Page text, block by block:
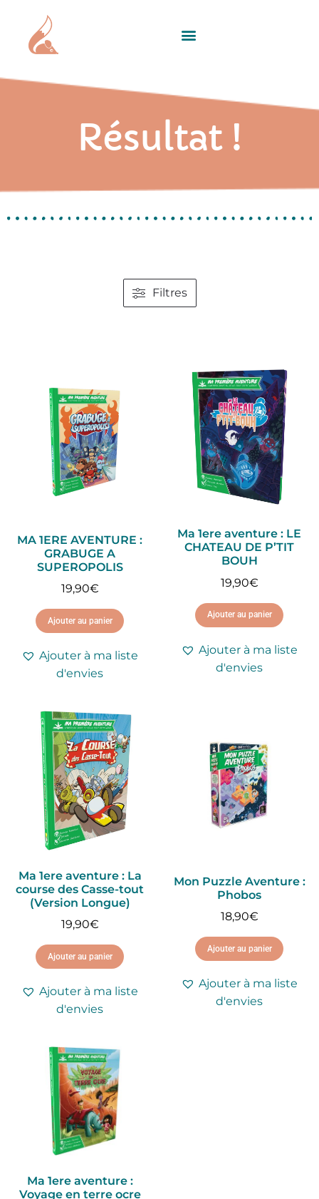
Résultat !
Filtres
MA 1ERE AVENTURE :
GRABUGE A
SUPEROPOLIS
19,90€
Ajouter au panier
Ajouter à ma liste
d'envies
Ma 1ere aventure : LE
CHATEAU DE P’TIT
BOUH
19,90€
Ajouter au panier
Ajouter à ma liste
d'envies
Ma 1ere aventure : La
course des Casse-tout
(Version Longue)
19,90€
Ajouter au panier
Ajouter à ma liste
d'envies
Mon Puzzle Aventure :
Phobos
18,90€
Ajouter au panier
Ajouter à ma liste
d'envies
Ma 1ere aventure :
Voyage en terre ocre